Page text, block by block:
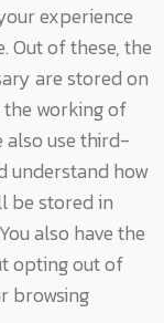
experience
Out of these, the
are stored on
working of
also use third-
understand how
be stored in
also have the
opting out of
browsing